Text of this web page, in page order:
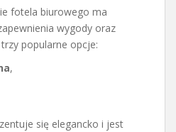
fotela biurowego ma
wygody oraz
popularne opcje:
,
się elegancko i jest